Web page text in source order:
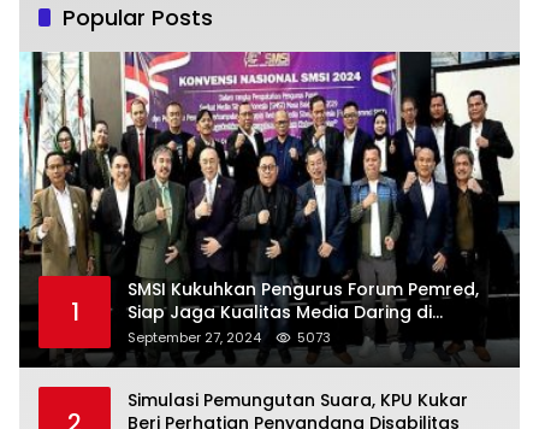
Popular Posts
1
SMSI Kukuhkan Pengurus Forum Pemred,
Siap Jaga Kualitas Media Daring di
Indonesia
September 27, 2024 5073
Simulasi Pemungutan Suara, KPU Kukar
Beri Perhatian Penyandang Disabilitas